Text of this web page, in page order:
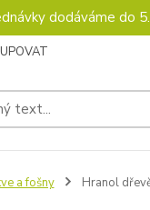
dodáváme do
a fošny Hranol